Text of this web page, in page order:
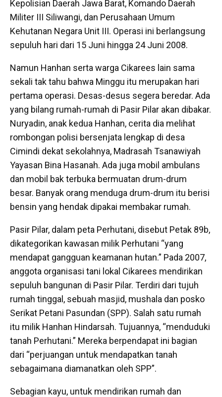
Kepolisian Daerah Jawa Barat, Komando Daerah
Militer III Siliwangi, dan Perusahaan Umum
Kehutanan Negara Unit III. Operasi ini berlangsung
sepuluh hari dari 15 Juni hingga 24 Juni 2008.
Namun Hanhan serta warga Cikarees lain sama
sekali tak tahu bahwa Minggu itu merupakan hari
pertama operasi. Desas-desus segera beredar. Ada
yang bilang rumah-rumah di Pasir Pilar akan dibakar.
Nuryadin, anak kedua Hanhan, cerita dia melihat
rombongan polisi bersenjata lengkap di desa
Cimindi dekat sekolahnya, Madrasah Tsanawiyah
Yayasan Bina Hasanah. Ada juga mobil ambulans
dan mobil bak terbuka bermuatan drum-drum
besar. Banyak orang menduga drum-drum itu berisi
bensin yang hendak dipakai membakar rumah.
Pasir Pilar, dalam peta Perhutani, disebut Petak 89b,
dikategorikan kawasan milik Perhutani “yang
mendapat gangguan keamanan hutan.” Pada 2007,
anggota organisasi tani lokal Cikarees mendirikan
sepuluh bangunan di Pasir Pilar. Terdiri dari tujuh
rumah tinggal, sebuah masjid, mushala dan posko
Serikat Petani Pasundan (SPP). Salah satu rumah
itu milik Hanhan Hindarsah. Tujuannya, “menduduki
tanah Perhutani.” Mereka berpendapat ini bagian
dari “perjuangan untuk mendapatkan tanah
sebagaimana diamanatkan oleh SPP”.
Sebagian kayu, untuk mendirikan rumah dan